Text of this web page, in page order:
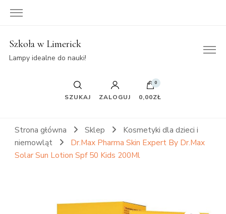
Szkoła w Limerick
Lampy idealne do nauki!
SZUKAJ ZALOGUJ
0
0,00ZŁ
Strona główna Sklep
Kosmetyki dla dzieci i
niemowląt
Dr.Max Pharma Skin Expert By Dr.Max
Solar Sun Lotion Spf 50 Kids 200Ml